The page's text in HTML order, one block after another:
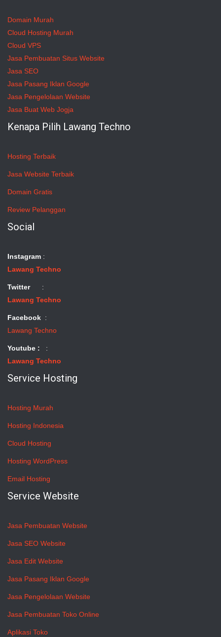
Domain Murah
Cloud Hosting Murah
Cloud VPS
Jasa Pembuatan Situs Website
Jasa SEO
Jasa Pasang Iklan Google
Jasa Pengelolaan Website
Jasa Buat Web Jogja
Kenapa Pilih Lawang Techno
Hosting Terbaik
Jasa Website Terbaik
Domain Gratis
Review Pelanggan
Social
Instagram :
Lawang Techno
Twitter:
Lawang Techno
Facebook :
Lawang Techno
Youtube :
:
Lawang Techno
Service Hosting
Hosting Murah
Hosting Indonesia
Cloud Hosting
Hosting WordPress
Email Hosting
Service Website
Jasa Pembuatan Website
Jasa SEO Website
Jasa Edit Website
Jasa Pasang Iklan Google
Jasa Pengelolaan Website
Jasa Pembuatan Toko Online
Aplikasi Toko